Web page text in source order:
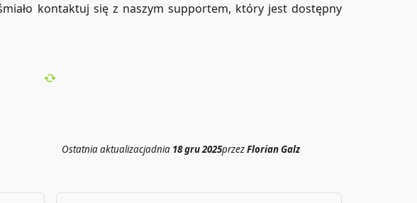
kontaktuj się z naszym supportem, który jest dostępny
Ostatnia aktualizacjadnia 18 gru 2025przezFlorian Galz